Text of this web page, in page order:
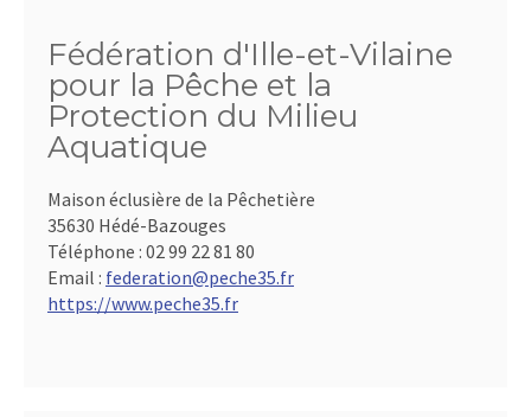
Fédération d'Ille-et-Vilaine
pour la Pêche et la
Protection du Milieu
Aquatique
Maison éclusière de la Pêchetière
35630 Hédé-Bazouges
Téléphone : 02 99 22 81 80
Email : federation@peche35.fr
https://www.peche35.fr